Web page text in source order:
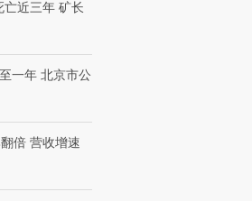
近三年 矿长
一年 北京市公
倍 营收增速